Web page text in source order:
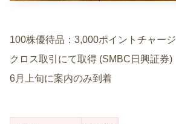
100株優待品：3,000ポイントチャージ
クロス取引にて取得 (SMBC日興証券)
6月上旬に案内のみ到着